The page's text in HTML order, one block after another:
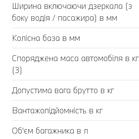
Ширина включаючи дзеркала (з
боку водія / пасажира) в мм
Колісна база в мм
Споряджена маса автомобіля в кг
(3)
Допустима вага брутто в кг
Вантажопідйомність в кг
Об'єм багажника в л